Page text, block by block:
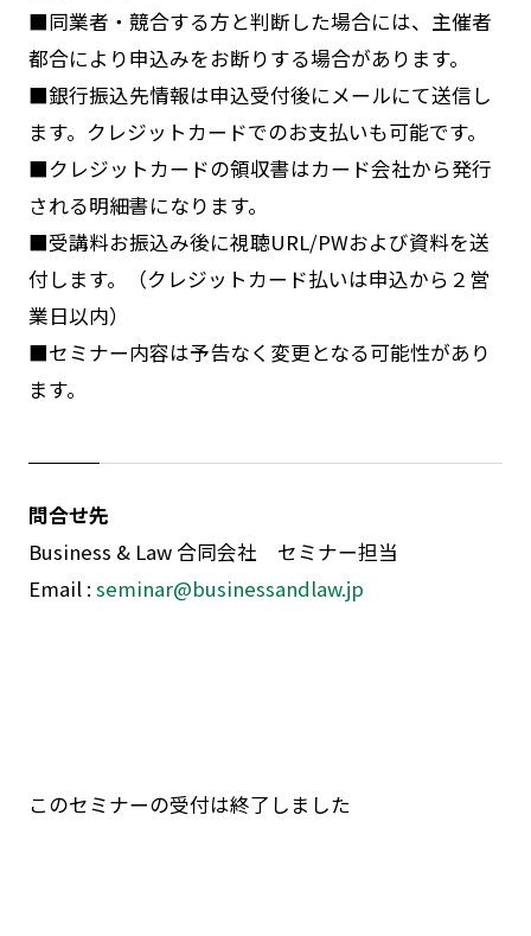
■同業者・競合する方と判断した場合には、主催者
都合により申込みをお断りする場合があります。
■銀行振込先情報は申込受付後にメールにて送信し
ます。クレジットカードでのお支払いも可能です。
■クレジットカードの領収書はカード会社から発行
される明細書になります。
■受講料お振込み後に視聴URL/PWおよび資料を送
付します。（クレジットカード払いは申込から２営
業日以内）
■セミナー内容は予告なく変更となる可能性があり
ます。
問合せ先
Business & Law 合同会社 セミナー担当
Email : seminar@businessandlaw.jp
このセミナーの受付は終了しました